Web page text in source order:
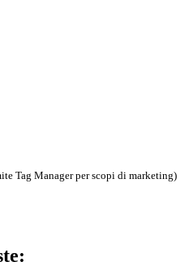
Tag Manager per scopi di marketing)